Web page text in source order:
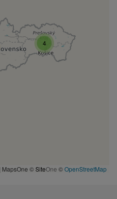
4
MapsOne ©SiteOne ©OpenStreetMap